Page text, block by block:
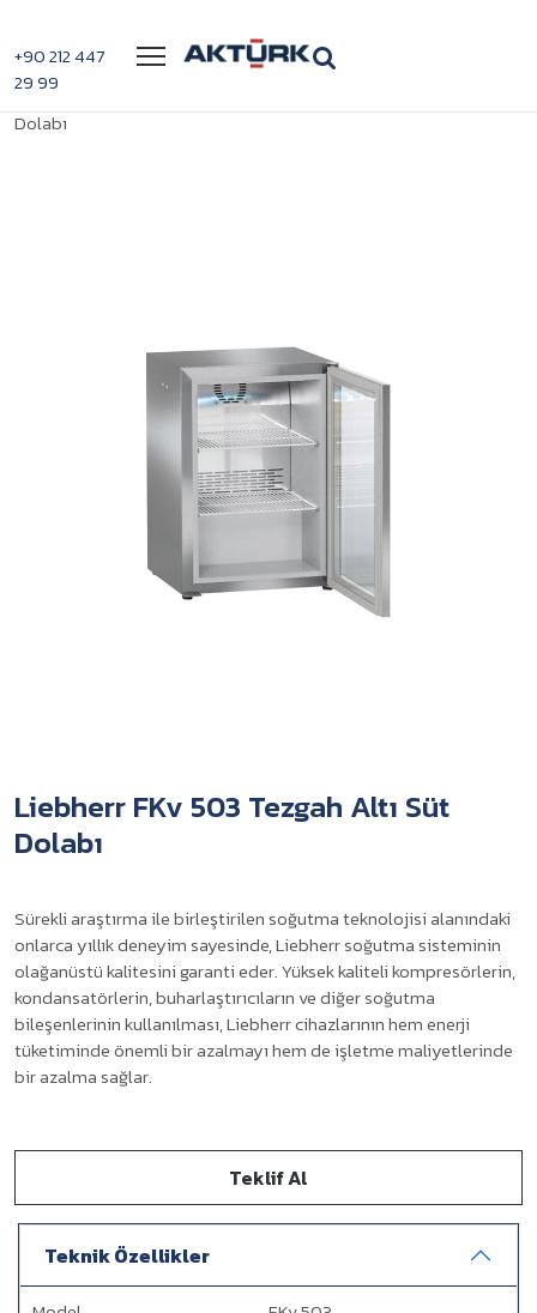
+90 212 447
29 99
Menü
Dolabı
Liebherr FKv 503 Tezgah Altı Süt
Dolabı
Sürekli araştırma ile birleştirilen soğutma teknolojisi alanındaki
onlarca yıllık deneyim sayesinde, Liebherr soğutma sisteminin
olağanüstü kalitesini garanti eder. Yüksek kaliteli kompresörlerin,
kondansatörlerin, buharlaştırıcıların ve diğer soğutma
bileşenlerinin kullanılması, Liebherr cihazlarının hem enerji
tüketiminde önemli bir azalmayı hem de işletme maliyetlerinde
bir azalma sağlar.
Teklif Al
Teknik Özellikler